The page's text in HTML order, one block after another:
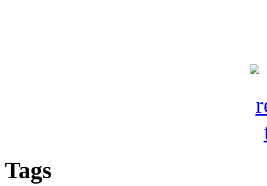
Tags